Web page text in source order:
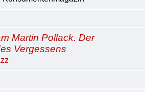
Martin Pollack. Der
Vergessens